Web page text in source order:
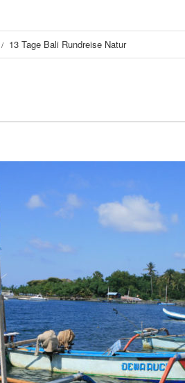
13 Tage Bali Rundreise Natur